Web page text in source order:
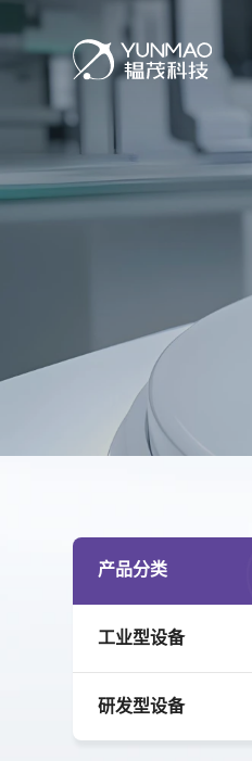
工业型设备
产品分类
工业型设备
研发型设备